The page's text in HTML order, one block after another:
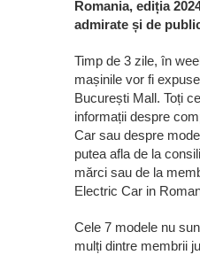
Romania, ediția
admirate și de
Timp de 3 zile, în
mașinile vor fi
București Mall. Toți
informații despre
Car sau despre
putea afla de la
mărci sau de la
Electric Car in
Cele 7 modele nu
mulți dintre membrii